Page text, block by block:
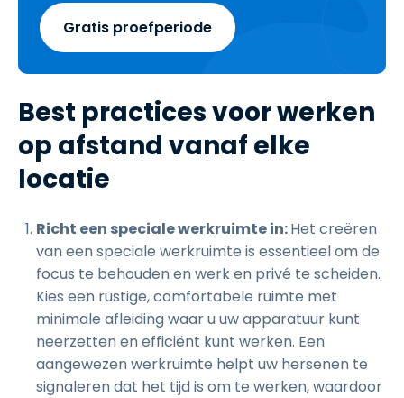
Gratis proefperiode
Best practices voor werken
op afstand vanaf elke
locatie
Richt een speciale werkruimte in:Het creëren
van een speciale werkruimte is essentieel om de
focus te behouden en werk en privé te scheiden.
Kies een rustige, comfortabele ruimte met
minimale afleiding waar u uw apparatuur kunt
neerzetten en efficiënt kunt werken. Een
aangewezen werkruimte helpt uw hersenen te
signaleren dat het tijd is om te werken, waardoor